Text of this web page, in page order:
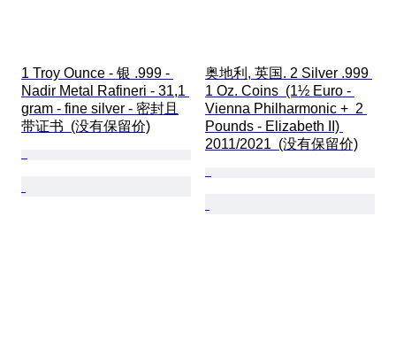
1 Troy Ounce - 银 .999 -
Nadir Metal Rafineri - 31,1
gram - fine silver - 密封且
带证书  (没有保留价)
奥地利, 英国. 2 Silver .999
1 Oz. Coins  (1½ Euro -
Vienna Philharmonic +  2
Pounds - Elizabeth II)
2011/2021  (没有保留价)